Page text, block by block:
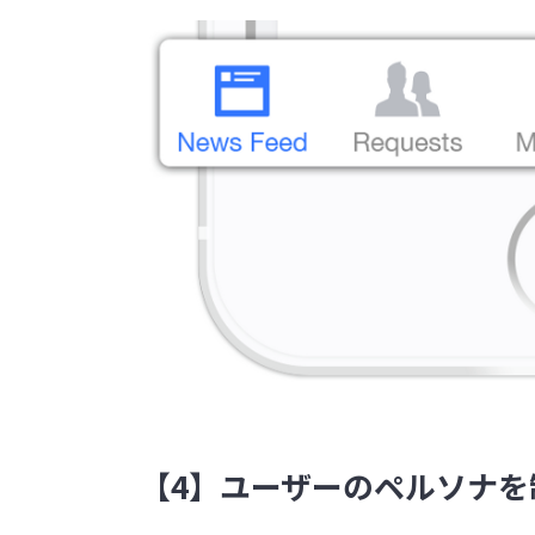
【4】ユーザーのペルソナ